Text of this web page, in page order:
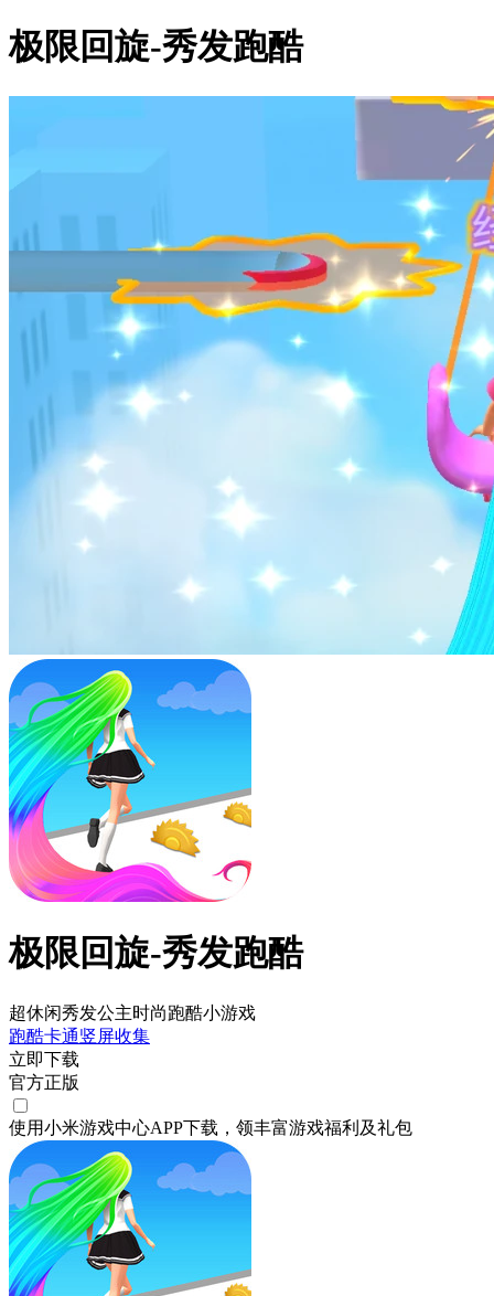
极限回旋-秀发跑酷
极限回旋-秀发跑酷
超休闲秀发公主时尚跑酷小游戏
跑酷卡通竖屏收集
立即下载
官方正版
使用小米游戏中心APP下载 ，领丰富游戏福利 及礼包